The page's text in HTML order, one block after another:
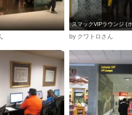
by クワトロさん